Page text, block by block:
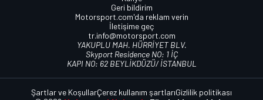
Geri bildirim
Motorsport.com'da reklam verin
İletişime geç
tr.info@motorsport.com
YAKUPLU MAH. HÜRRİYET BLV.
Skyport Residence NO: 1 İÇ
KAPI NO: 62 BEYLİKDÜZÜ/ İSTANBUL
Şartlar ve KoşullarÇerez kullanım şartlarıGizlilik politikası